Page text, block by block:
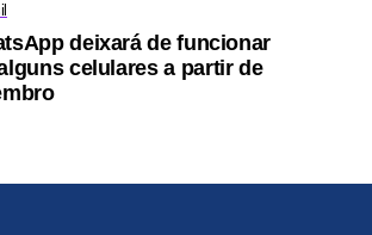
deixará de funcionar
celulares a partir de